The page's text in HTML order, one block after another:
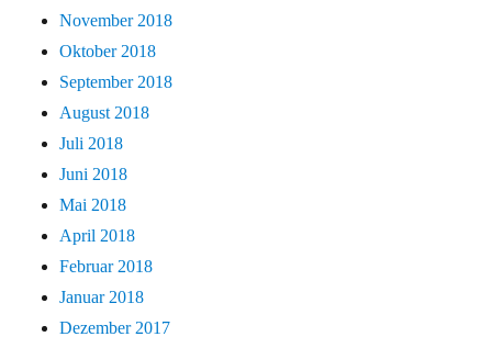
November 2018
Oktober 2018
September 2018
August 2018
Juli 2018
Juni 2018
Mai 2018
April 2018
Februar 2018
Januar 2018
Dezember 2017